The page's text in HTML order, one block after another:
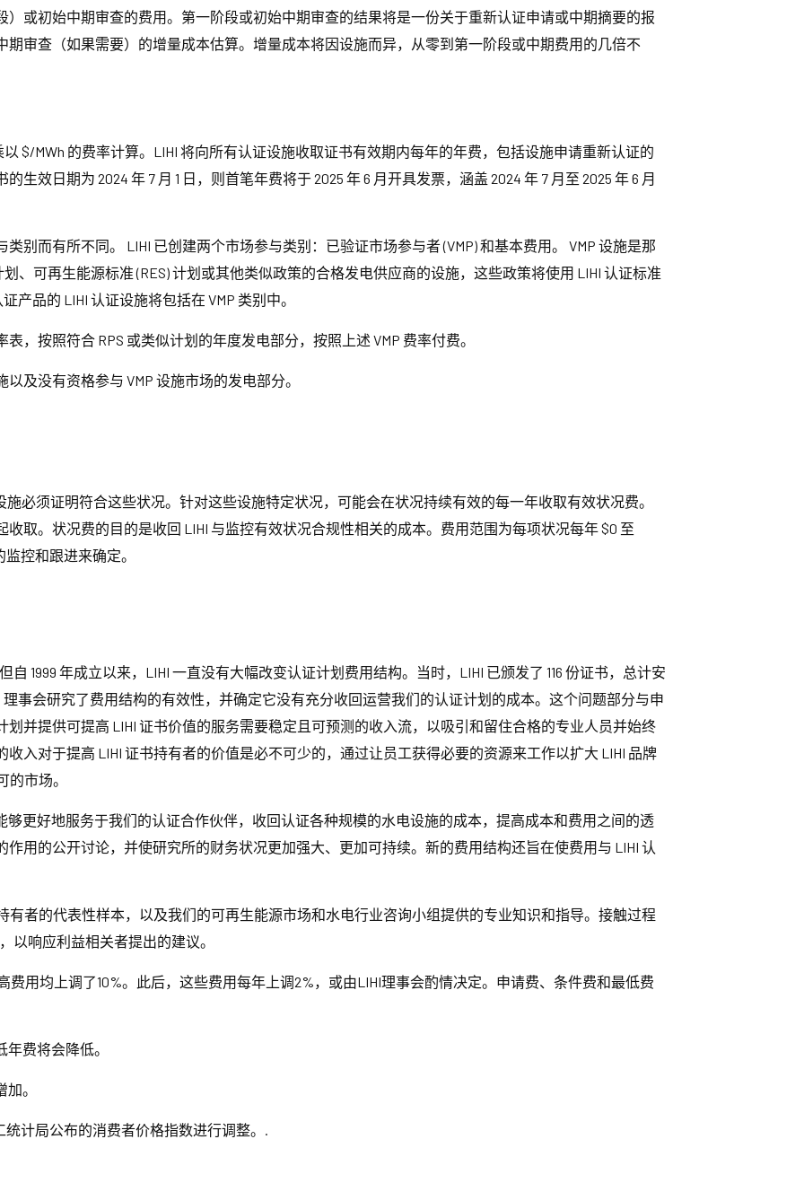
或初始中期审查的费用。第一阶段或初始中期审查的结果将是一份关于重新认证申请或中期摘要的报
审查（如果需要）的增量成本估算。增量成本将因设施而异，从零到第一阶段或中期费用的几倍不
$/MWh 的费率计算。LIHI 将向所有认证设施收取证书有效期内每年的年费，包括设施申请重新认证的
生效日期为 2024 年 7 月 1 日，则首笔年费将于 2025 年 6 月开具发票，涵盖 2024 年 7 月至 2025 年 6 月
别而有所不同。 LIHI 已创建两个市场参与类别：已验证市场参与者 (VMP) 和基本费用。 VMP 设施是那
、可再生能源标准 (RES) 计划或其他类似政策的合格发电供应商的设施，这些政策将使用 LIHI 认证标准
产品的 LIHI 认证设施将包括在 VMP 类别中。
，按照符合 RPS 或类似计划的年度发电部分，按照上述 VMP 费率付费。
及没有资格参与 VMP 设施市场的发电部分。
必须证明符合这些状况。针对这些设施特定状况，可能会在状况持续有效的每一年收取有效状况费。
取。状况费的目的是收回 LIHI 与监控有效状况合规性相关的成本。费用范围为每项状况每年 $0 至
控和跟进来确定。
自 1999 年成立以来，LIHI 一直没有大幅改变认证计划费用结构。当时，LIHI 已颁发了 116 份证书，总计安
理事会研究了费用结构的有效性，并确定它没有充分收回运营我们的认证计划的成本。这个问题部分与申
并提供可提高 LIHI 证书价值的服务需要稳定且可预测的收入流，以吸引和留住合格的专业人员并始终
入对于提高 LIHI 证书持有者的价值是必不可少的，通过让员工获得必要的资源来工作以扩大 LIHI 品牌
市场。
够更好地服务于我们的认证合作伙伴，收回认证各种规模的水电设施的成本，提高成本和费用之间的透
用的公开讨论，并使研究所的财务状况更加强大、更加可持续。新的费用结构还旨在使费用与 LIHI 认
有者的代表性样本，以及我们的可再生能源市场和水电行业咨询小组提供的专业知识和指导。接触过程
以响应利益相关者提出的建议。
费用均上调了10%。此后，这些费用每年上调2%，或由LIHI理事会酌情决定。申请费、条件费和最低费
费将会降低。
。
统计局公布的消费者价格指数进行调整。.